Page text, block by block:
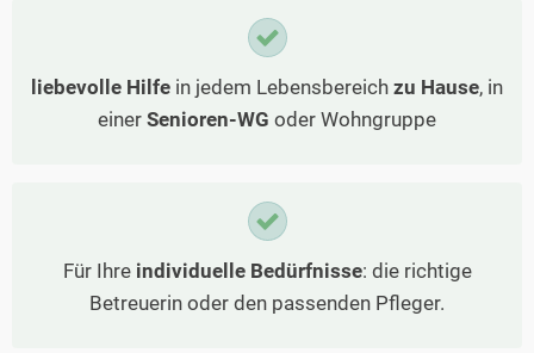
liebevolle Hilfe in jedem Lebensbereich zu Hause, in
einer Senioren-WG oder Wohngruppe
Für Ihre individuelle Bedürfnisse: die richtige
Betreuerin oder den passenden Pfleger.